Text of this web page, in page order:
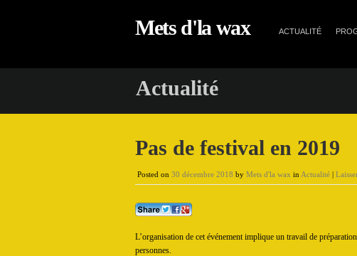
Mets d'la wax ACTUALITÉ
Actualité
Pas de festival en 2019
Posted on 30 décembre 2018 by Mets d'la wax in Actualité |
L’organisation de cet événement implique un travail de
personnes.